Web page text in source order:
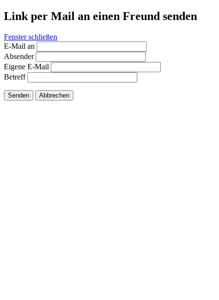
Link per Mail an einen Freund senden
Fenster schließen
E-Mail an
Absender
Eigene E-Mail
Betreff
Senden Abbrechen